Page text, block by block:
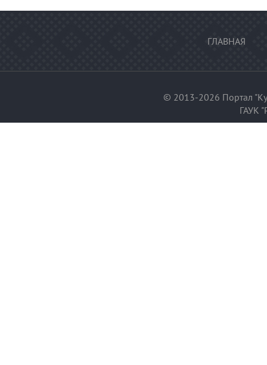
ГЛАВНАЯ
© 2013-2026 Портал
ГАУК